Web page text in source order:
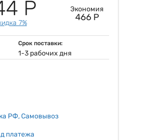
Р
7%
7%
8%
Экономия
466 Р
Срок поставки:
1-3 рабочих дня
РФ, Самовывоз
платежа